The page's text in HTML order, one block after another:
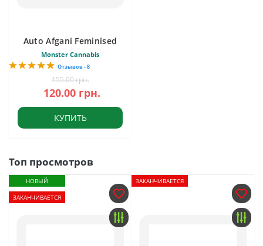
Auto Afgani Feminised
Monster Cannabis
Отзывов - 8
155.00 грн.
120.00 грн.
КУПИТЬ
Топ просмотров
НОВЫЙ
ЗАКАНЧИВАЕТСЯ
ЗАКАНЧИВАЕТСЯ